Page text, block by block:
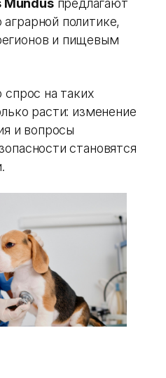
Mundusпредлагают
политике,
и пищевым
на таких
расти: изменение
и вопросы
становятся